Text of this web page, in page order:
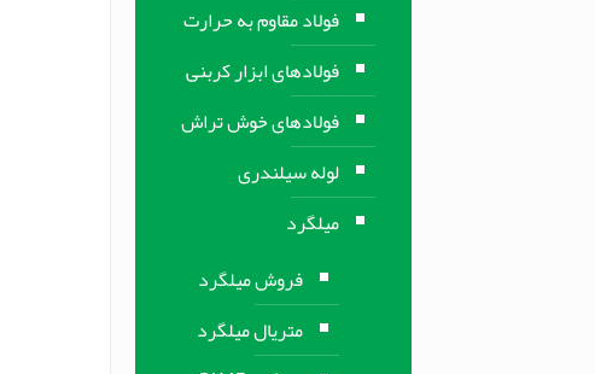
فولاد مقاوم به حرارت
فولادهای ابزار کربنی
فولادهای خوش تراش
لوله سیلندری
میلگرد
فروش میلگرد
متریال میلگرد